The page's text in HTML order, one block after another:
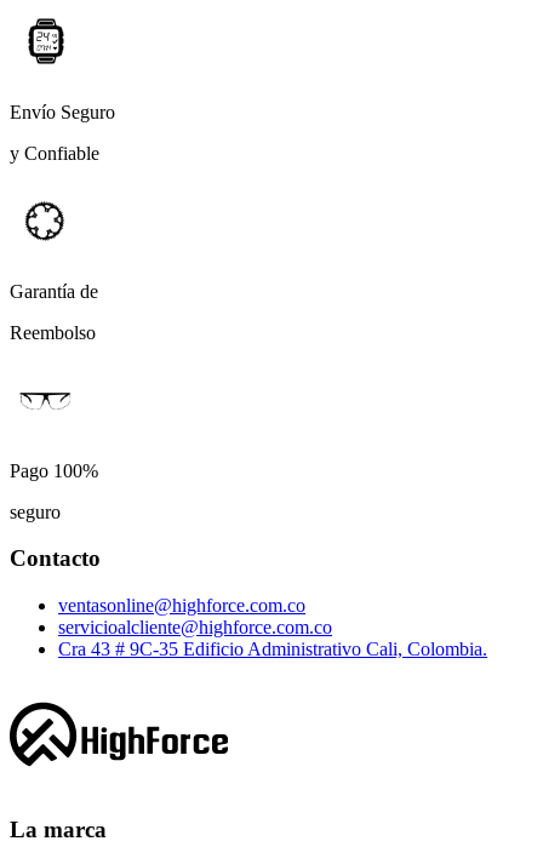
Envío Seguro
y Confiable
Garantía de
Reembolso
Pago 100%
seguro
Contacto
ventasonline@highforce.com.co
servicioalcliente@highforce.com.co
Cra 43 # 9C-35 Edificio Administrativo Cali, Colombia.
La marca